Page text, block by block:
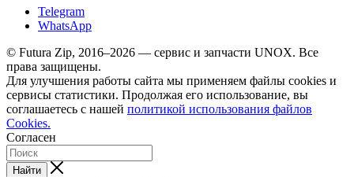
Telegram
WhatsApp
© Futura Zip, 2016–2026 — сервис и запчасти UNOX. Все
права защищены.
Для улучшения работы сайта мы применяем файлы cookies и
сервисы статистики. Продолжая его использование, вы
соглашаетесь с нашей политикой использования файлов
Cookies.
Согласен
Найти